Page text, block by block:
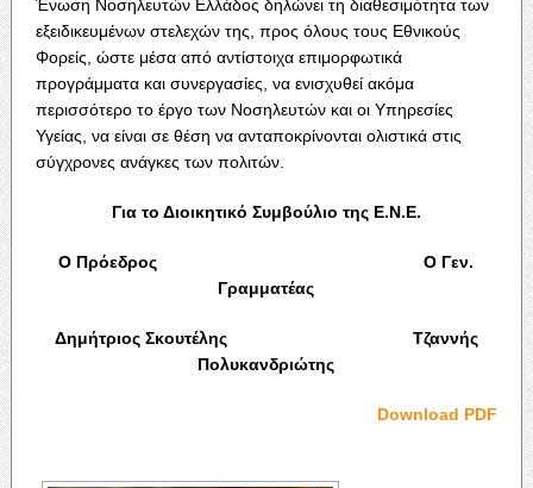
Ένωση Νοσηλευτών Ελλάδος δηλώνει τη διαθεσιμότητα των
εξειδικευμένων στελεχών της, προς όλους τους Εθνικούς
Φορείς, ώστε μέσα από αντίστοιχα επιμορφωτικά
προγράμματα και συνεργασίες, να ενισχυθεί ακόμα
περισσότερο το έργο των Νοσηλευτών και οι Υπηρεσίες
Υγείας, να είναι σε θέση να ανταποκρίνονται ολιστικά στις
σύγχρονες ανάγκες των πολιτών.
Για το Διοικητικό Συμβούλιο της Ε.Ν.Ε.
Ο Πρόεδρος Ο Γεν.
Γραμματέας
Δημήτριος Σκουτέλης Τζαννής
Πολυκανδριώτης
Download PDF